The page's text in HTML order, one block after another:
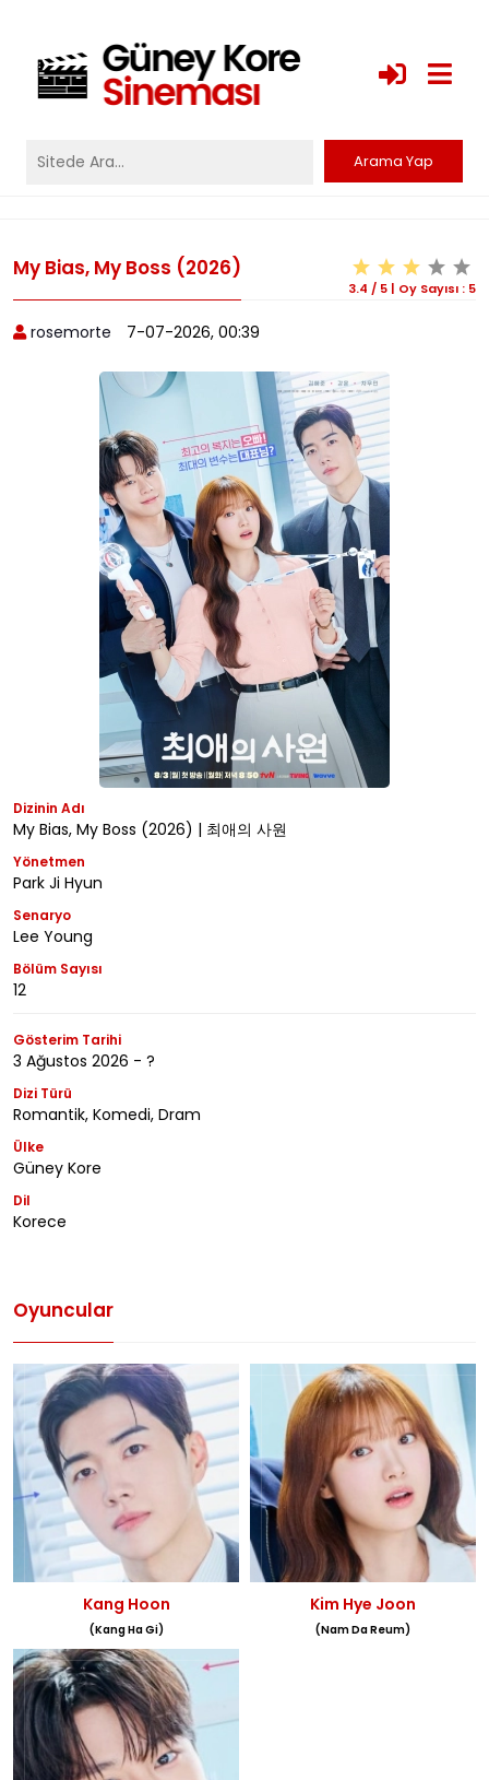
My Bias, My Boss (2026)
3.4 / 5 | Oy Sayısı : 5
rosemorte 7-07-2026, 00:39
Dizinin Adı
My Bias, My Boss (2026) | 최애의 사원
Yönetmen
Park Ji Hyun
Senaryo
Lee Young
Bölüm Sayısı
12
Gösterim Tarihi
3 Ağustos 2026 - ?
Dizi Türü
Romantik, Komedi, Dram
Ülke
Güney Kore
Dil
Korece
Oyuncular
Kang Hoon
(Kang Ha Gi)
Kim Hye Joon
(Nam Da Reum)